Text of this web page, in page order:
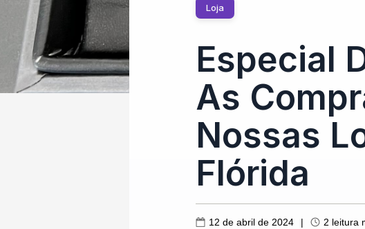
Loja
Especial
As
Nossas
Flórida
12 de abril de 2024 | 2 leitura